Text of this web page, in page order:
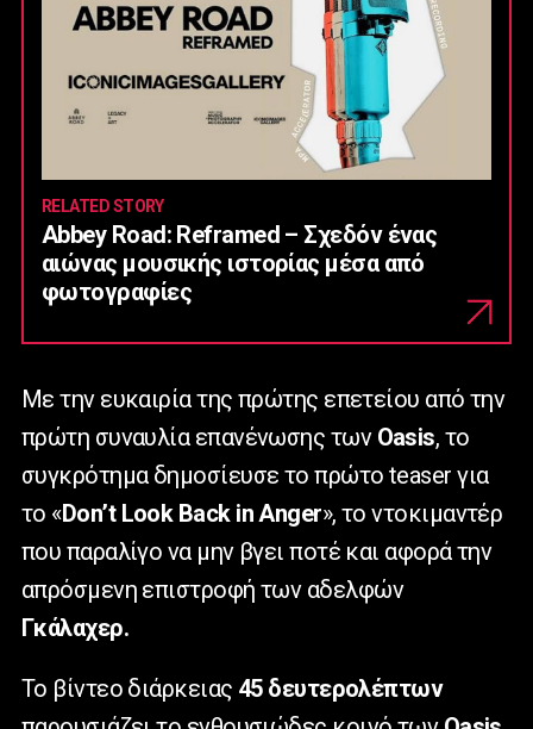
RELATED STORY
Abbey Road: Reframed – Σχεδόν ένας
αιώνας μουσικής ιστορίας μέσα από
φωτογραφίες
Με την ευκαιρία της πρώτης επετείου από την
πρώτη συναυλία επανένωσης των Oasis, το
συγκρότημα δημοσίευσε το πρώτο teaser για
το «Don’t Look Back inAnger», το ντοκιμαντέρ
που παραλίγο να μην βγει ποτέ και αφορά την
απρόσμενη επιστροφή των αδελφών
Γκάλαχερ.
Το βίντεο διάρκειας 45 δευτερολέπτων